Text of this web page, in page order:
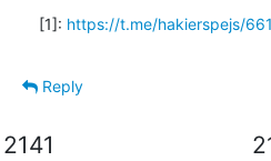
[1]: https://t.me/hakierspejs/
Reply
2141